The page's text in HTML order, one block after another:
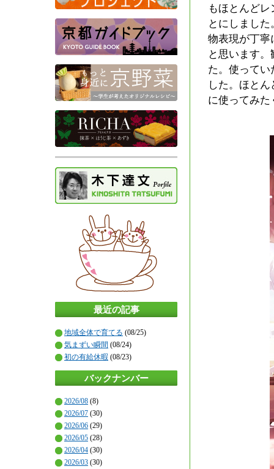
最近の記事
地域全体で育てる (08/25)
気まずい瞬間 (08/24)
初の有給休暇 (08/23)
バックナンバー
2026/08 (8)
2026/07 (30)
2026/06 (29)
2026/05 (28)
2026/04 (30)
2026/03 (30)
もほとんど
とにしまし
物表現が丁寧
と思います
た。使って
した。ほと
に使ってみ